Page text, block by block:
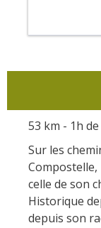
53 km - 1h
Sur les
Compostelle,
celle de son
Historique
depuis son